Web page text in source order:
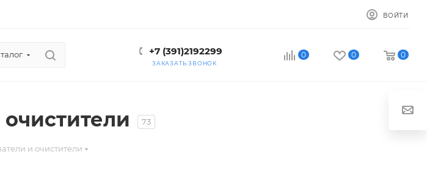
ВОЙТИ
+7 (391)2192299
ЗАКАЗАТЬ ЗВОНОК
0 0 0
73
и очистители